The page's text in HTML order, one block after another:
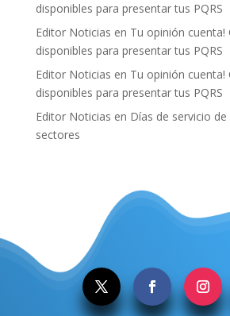
disponibles para presentar tus PQRS
Editor Noticias en Tu opinión cuenta!
disponibles para presentar tus PQRS
Editor Noticias en Tu opinión cuenta!
disponibles para presentar tus PQRS
Editor Noticias en Días de servicio
sectores